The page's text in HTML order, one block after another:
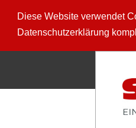
Diese Website verwendet
Datenschutzerklärung